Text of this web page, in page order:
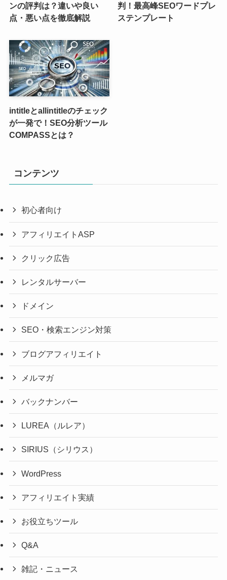
ンの評判は？違いや良い
点・悪い点を徹底解説
判！最高峰SEOワードプレ
ステンプレート
intitleとallintitleのチェック
が一発で！SEO分析ツール
COMPASSとは？
コンテンツ
初心者向け
アフィリエイトASP
クリック広告
レンタルサーバー
ドメイン
SEO・検索エンジン対策
ブログアフィリエイト
メルマガ
バックナンバー
LUREA（ルレア）
SIRIUS（シリウス）
WordPress
アフィリエイト実績
お役立ちツール
Q&A
雑記・ニュース